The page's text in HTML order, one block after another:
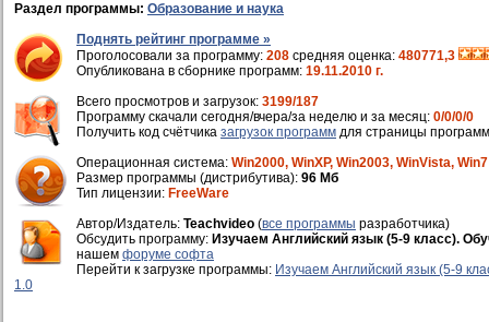
Раздел программы: Образование и наука
Поднять рейтинг программе »
Проголосовали за программу: 208 средняя оценка: 480771,3
Опубликована в сборнике программ: 19.11.2010 г.
Всего просмотров и загрузок: 3199/187
Программу скачали сегодня/вчера/за неделю и за месяц: 0/0/0/0
Получить код счётчика загрузок программ для страницы
Операционная система: Win2000, WinXP, Win2003, WinVista, Win7
Размер программы (дистрибутива): 96 Мб
Тип лицензии: FreeWare
Автор/Издатель: Teachvideo (все программы разработчика)
Обсудить программу: Изучаем Английский язык (5-9 класс).
нашем форуме софта
Перейти к загрузке программы: Изучаем Английский язык (5-9
1.0